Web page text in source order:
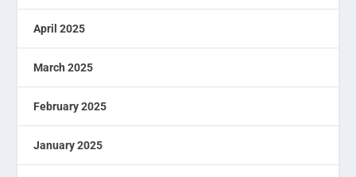
April 2025
March 2025
February 2025
January 2025